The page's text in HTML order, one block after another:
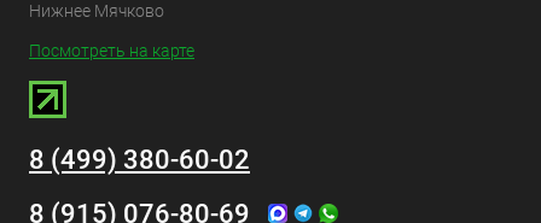
Нижнее Мячково
Посмотреть на карте
8 (499) 380-60-02
8 (915) 076-80-69